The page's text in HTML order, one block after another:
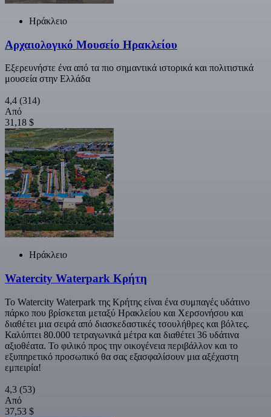
Ηράκλειο
Αρχαιολογικό Μουσείο Ηρακλείου
Εξερευνήστε ένα από τα πιο σημαντικά ιστορικά και πολιτιστικά
μουσεία στην Ελλάδα
4,4 (314)
Από
31,18 $
Ηράκλειο
Watercity Waterpark Κρήτη
Το Watercity Waterpark της Κρήτης είναι ένα συμπαγές υδάτινο
πάρκο που βρίσκεται μεταξύ Ηρακλείου και Χερσονήσου και
διαθέτει μια σειρά από διασκεδαστικές τσουλήθρες και βόλτες.
Καλύπτει 80.000 τετραγωνικά μέτρα και διαθέτει 36 υδάτινα
αξιοθέατα. Το φιλικό προς την οικογένεια περιβάλλον και το
εξυπηρετικό προσωπικό θα σας εξασφαλίσουν μια αξέχαστη
εμπειρία!
4,3 (53)
Από
37,53 $